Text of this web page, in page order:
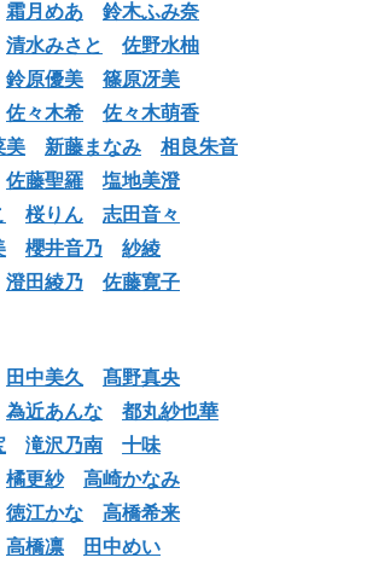
霜月めあ
鈴木ふみ奈
清水みさと
佐野水柚
鈴原優美
篠原冴美
佐々木希
佐々木萌香
美
新藤まなみ
相良朱音
佐藤聖羅
塩地美澄
桜りん
志田音々
櫻井音乃
紗綾
澄田綾乃
佐藤寛子
田中美久
髙野真央
為近あんな
都丸紗也華
滝沢乃南
十味
橘更紗
高崎かなみ
徳江かな
高橋希来
高橋凛 田中めい